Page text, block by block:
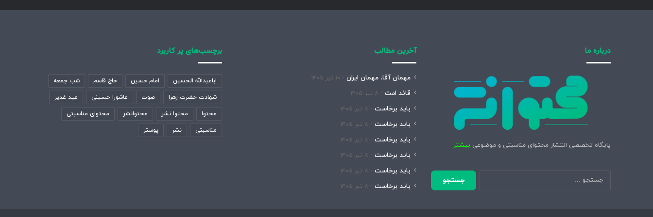
درباره ما
پایگاه تخصصی انتشار محتوای مناسبتی و موضوعی بیشتر
جستجو
برای:
آخرین مطالب
مهمان آقا، مهمان ایران ۱۰ تیر ۱۴۰۵
قائد امت ۸ تیر ۱۴۰۵
باید برخاست ۸ تیر ۱۴۰۵
باید برخاست ۸ تیر ۱۴۰۵
باید برخاست ۸ تیر ۱۴۰۵
باید برخاست ۸ تیر ۱۴۰۵
باید برخاست ۸ تیر ۱۴۰۵
باید برخاست ۸ تیر ۱۴۰۵
برچسب‌های پر کاربرد
اباعبدالله الحسین امام حسین حاج قاسم شب جمعه
شهادت حضرت زهرا صوت عاشورا حسینی عید غدیر
محتوا محتوا نشر محتوانشر محتوای مناسبتی
مناسبتی نشر پوستر